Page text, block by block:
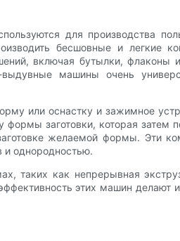
для производства
бесшовные и легкие
включая бутылки,
выдувные машины очень
или оснастку и зажимное
заготовки, которая затем
желаемой формы. Эти
и однородностью.
как непрерывная
этих машин